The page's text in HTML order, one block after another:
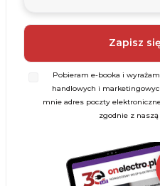
Pobieram e-booka i
handlowych i
mnie adres poczty
zgodnie z